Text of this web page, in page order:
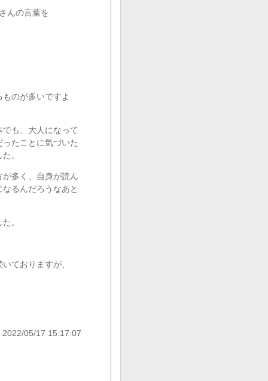
んの言葉を
のが多いですよ
も、大人になって
たことに気づいた
。
多く、自身が読ん
るんだろうなあと
。
ておりますが、
05/17 15:17:07